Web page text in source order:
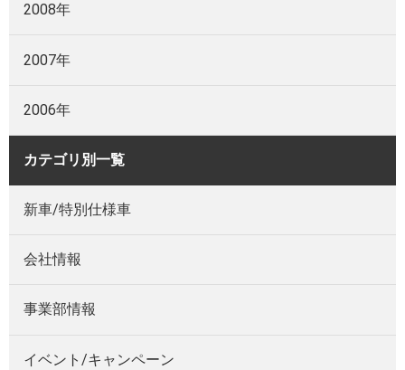
2008年
2007年
2006年
カテゴリ別一覧
新車/特別仕様車
会社情報
事業部情報
イベント/キャンペーン